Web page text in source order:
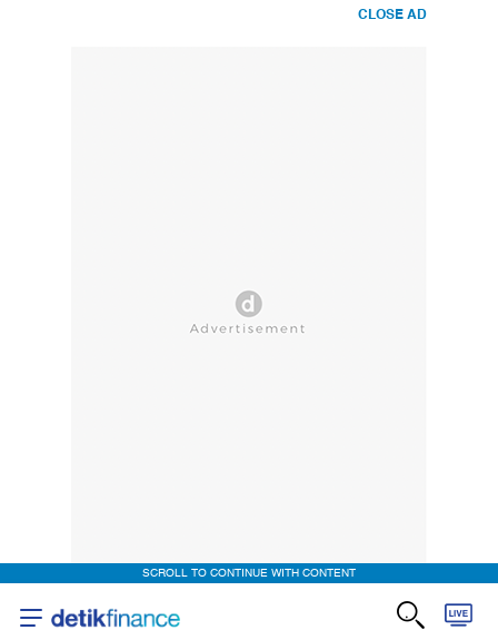
CLOSE AD
SCROLL TO CONTINUE WITH CONTENT